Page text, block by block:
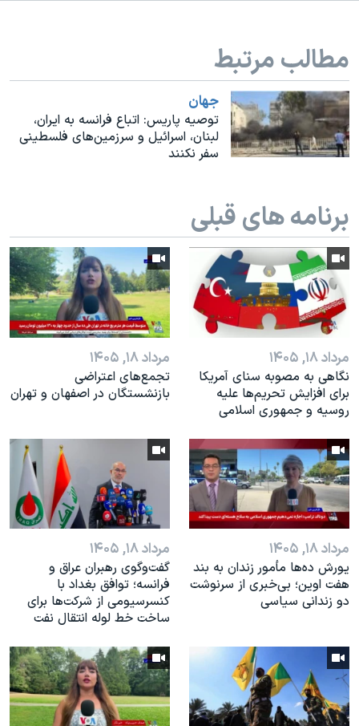
همایش محافظه‌کاران آمریکا «سی‌پک»
صفحه‌های ویژه
سفر پرزیدنت ترامپ به چین
مطالب مرتبط
جهان
توصیه پاریس:‌ اتباع فرانسه به ایران،
لبنان، اسرائیل و سرزمین‌های فلسطینی
سفر نکنند
برنامه های قبلی
مرداد ۱۸, ۱۴۰۵
نگاهی به مصوبه سنای آمریکا
برای افزایش تحریم‌ها علیه
روسیه و جمهوری اسلامی
مرداد ۱۸, ۱۴۰۵
تجمع‌های اعتراضی
بازنشستگان در اصفهان و تهران
مرداد ۱۸, ۱۴۰۵
یورش ده‌ها مأمور زندان به بند
هفت اوین؛ بی‌خبری از سرنوشت
دو زندانی سیاسی
مرداد ۱۸, ۱۴۰۵
گفت‌وگوی رهبران عراق و
فرانسه؛ توافق بغداد با
کنسرسیومی از شرکت‌ها برای
ساخت خط لوله انتقال نفت